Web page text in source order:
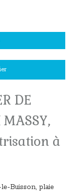
DE
à
Buisson, plaie